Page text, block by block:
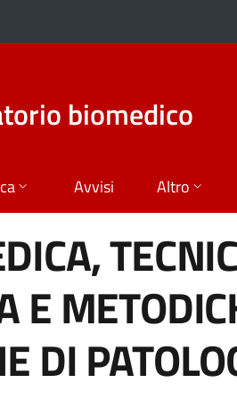
biomedico
Avvisi Altro
E
DI